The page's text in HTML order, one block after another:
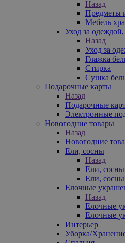
Назад
Предметы
Мебель
Уход за
Назад
Уход за
Глажка
Стирка
Сушка
Подарочные карты
Назад
Подарочные
Электронные
Новогодние товары
Назад
Новогодние
Ели, сосны
Назад
Ели, сосны
Ели, сосны
Елочные
Назад
Елочные
Елочные
Интерьер
Уборка/